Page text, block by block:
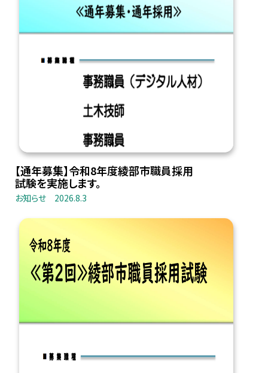
【通年募集】令和8年度綾部市職員採用
試験を実施します。
お知らせ 2026.8.3